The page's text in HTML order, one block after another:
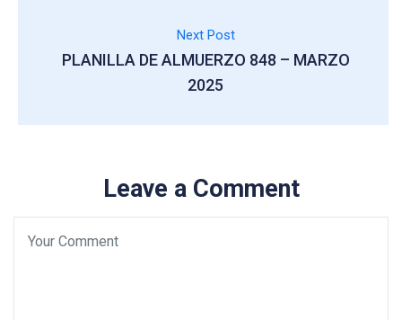
Next Post
PLANILLA DE ALMUERZO 848 – MARZO
2025
Leave a Comment